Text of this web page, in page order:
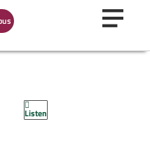
Listen
CRISIS